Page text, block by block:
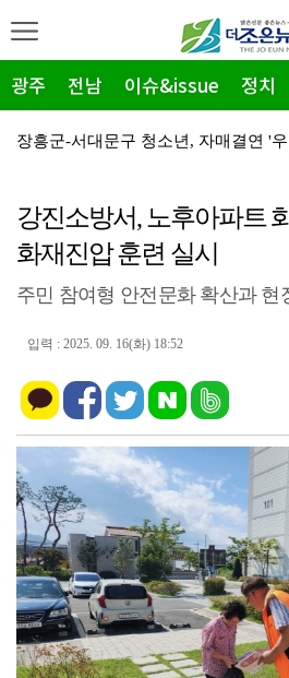
광주 전남 이슈&issue 정치
장흥군-서대문구 청소년, 자매결연 '
장흥군, 폭염·가뭄 '긴급 대책회의' 개
광주지방보훈청, 백범 김구 150주년:
전남광주특별시, 해남 '400MW 태양
영암 가뭄 '비상'… 서삼석 농해수위원
광양시 광영도서관, "AI 작가" 길 위의
강진소방서, 노후아파트
화재진압 훈련 실시
주민 참여형 안전문화 확산과 현
입력 : 2025. 09. 16(화) 18:52